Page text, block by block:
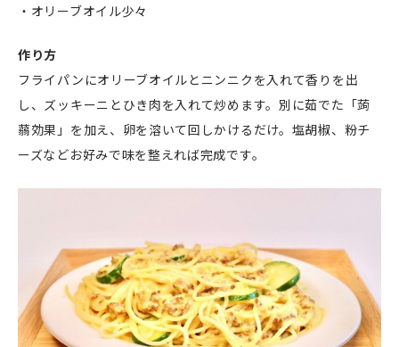
・オリーブオイル少々
作り方
フライパンにオリーブオイルとニンニクを入れて香りを出
し、ズッキーニとひき肉を入れて炒めます。別に茹でた「蒟
蒻効果」を加え、卵を溶いて回しかけるだけ。塩胡椒、粉チ
ーズなどお好みで味を整えれば完成です。